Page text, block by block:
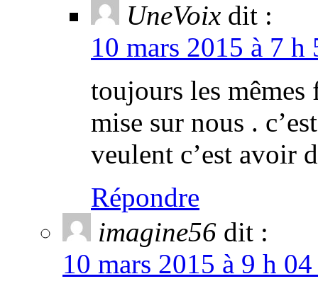
UneVoix dit :
10 mars 2015 à 7
toujours les
mise sur nous .
veulent c’est avoir
Répondre
imagine56 dit :
10 mars 2015 à 9 h